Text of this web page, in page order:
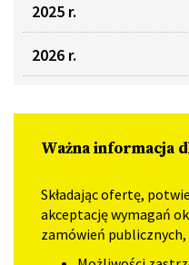
2025 r.
2026 r.
Ważna informacja
Składając ofertę,
akceptację wymagań
zamówień